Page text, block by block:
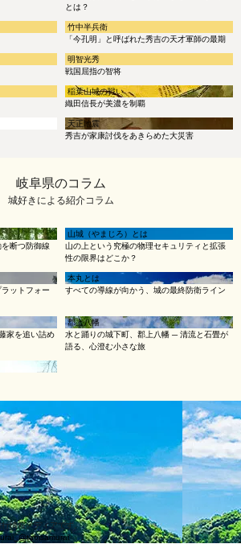
とは？
竹中半兵衛
「今孔明」と呼ばれた秀吉の天才軍師の最期
明智光秀
戦国屈指の智将
稲葉山城の戦い
織田信長が美濃を制覇
天正地震
秀吉が家康討伐をあきらめた大災害
岐阜県のコラム
城好きによる紹介コラム
断つ防御線
山城（やまじろ）とは
山の上という究極の物理セキュリティと拡張
性の限界はどこか？
ットフォー
本丸とは
すべての導線が向かう、城の最終防衛ライン
家を追い詰め
郡上八幡
水と踊りの城下町、郡上八幡 ─ 清流と石畳が
語る、心澄む小さな旅
情報メディアです。
@tabisamurai